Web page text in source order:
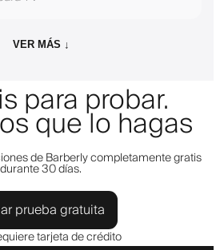
VER MÁS ↓
para probar.
que lo hagas
de Barberly completamente gratis
durante 30 días.
prueba gratuita
tarjeta de crédito